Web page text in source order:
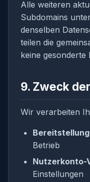
Alle weiteren
Subdomains
denselben
teilen die
keine
9. Zweck
Wir verarbeiten
Betrieb
Nutzerkonto-
Einstellungen